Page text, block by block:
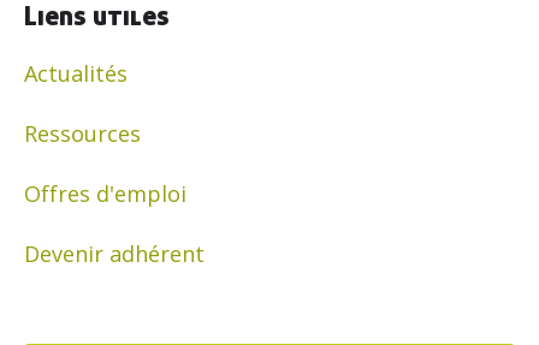
Liens utiles
Actualités
Ressources
Offres d'emploi
Devenir adhérent